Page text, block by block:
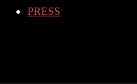
PRESS